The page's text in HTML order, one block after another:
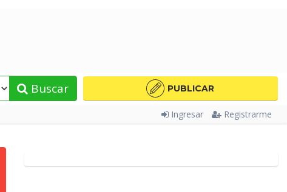
Buscar PUBLICAR
Ingresar Registrarme